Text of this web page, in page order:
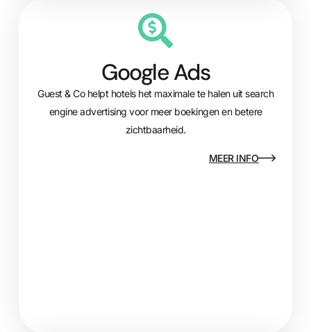
Google Ads
Guest & Co helpt hotels het maximale te halen uit search
engine advertising voor meer boekingen en betere
zichtbaarheid.
MEER INFO